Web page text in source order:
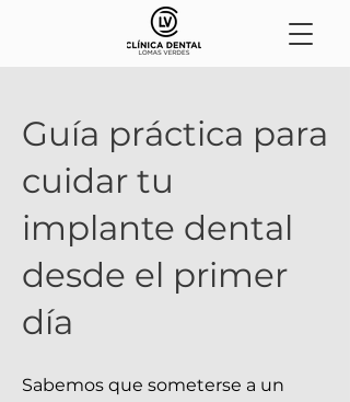
Guía práctica para
cuidar tu
implante dental
desde el primer
día
Sabemos que someterse a un